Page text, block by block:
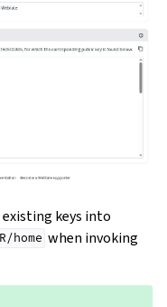
keys into
home when invoking